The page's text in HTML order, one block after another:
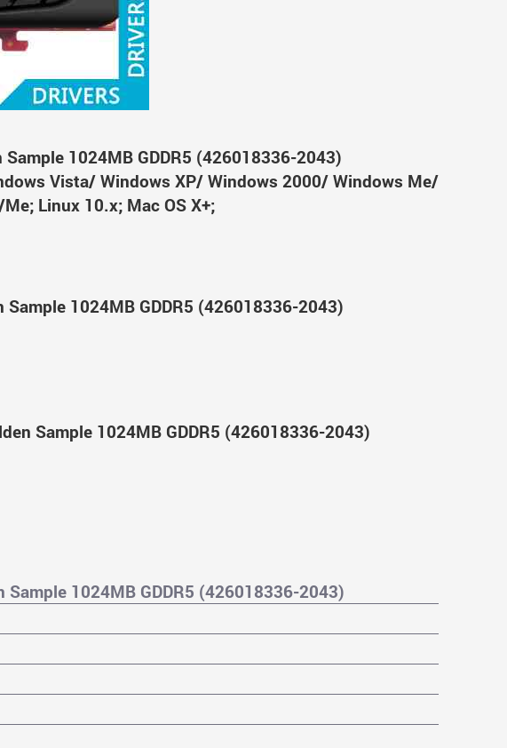
1024MB GDDR5 (426018336-2043)
Vista/ Windows XP/ Windows 2000/ Windows Me/
Linux 10.x; Mac OS X+;
1024MB GDDR5 (426018336-2043)
Sample 1024MB GDDR5 (426018336-2043)
1024MB GDDR5 (426018336-2043)